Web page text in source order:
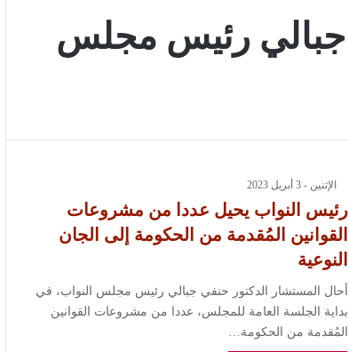
جبالي رئيس مجلس
الإثنين - 3 أبريل 2023
رئيس النواب يحيل عددا من مشروعات
القوانين المُقدمة من الحكومة إلى الجان
النوعية
أحال المستشار الدكتور حنفي جبالي رئيس مجلس النواب، في
بداية الجلسة العامة للمجلس، عددا من مشروعات القوانين
المُقدمة من الحكومة…